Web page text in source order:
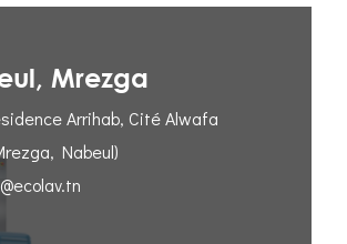
Mrezga
Arrihab, Cité Alwafa
Nabeul)